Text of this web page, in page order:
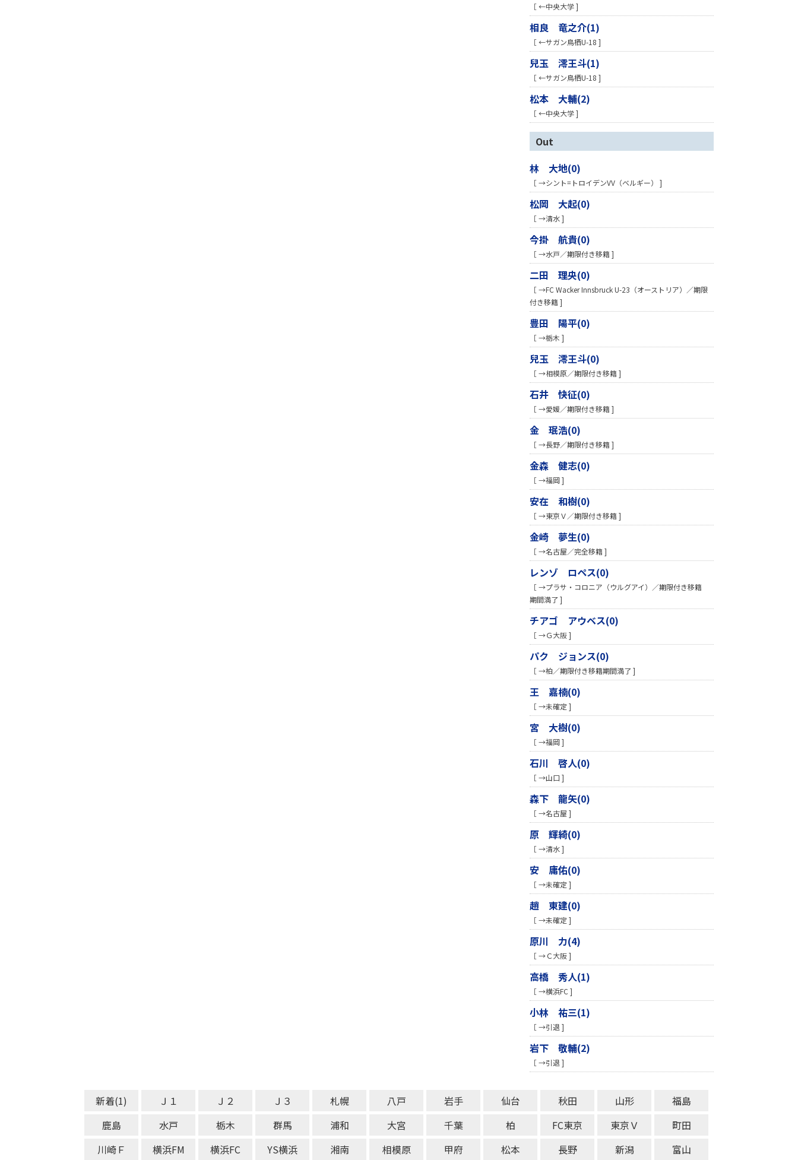
［ ←中央大学 ]
相良 竜之介(1)
［ ←サガン鳥栖U-18 ]
兒玉 澪王斗(1)
［ ←サガン鳥栖U-18 ]
松本 大輔(2)
［ ←中央大学 ]
Out
林 大地(0)
［ →シント=トロイデンVV（ベルギー） ]
松岡 大起(0)
［ →清水 ]
今掛 航貴(0)
［ →水戸／期限付き移籍 ]
二田 理央(0)
［ →FC Wacker Innsbruck U-23（オーストリア）／期限
付き移籍 ]
豊田 陽平(0)
［ →栃木 ]
兒玉 澪王斗(0)
［ →相模原／期限付き移籍 ]
石井 快征(0)
［ →愛媛／期限付き移籍 ]
金 珉浩(0)
［ →長野／期限付き移籍 ]
金森 健志(0)
［ →福岡 ]
安在 和樹(0)
［ →東京Ｖ／期限付き移籍 ]
金崎 夢生(0)
［ →名古屋／完全移籍 ]
レンゾ ロペス(0)
［ →プラサ・コロニア（ウルグアイ）／期限付き移籍
期間満了 ]
チアゴ アウベス(0)
［ →Ｇ大阪 ]
パク ジョンス(0)
［ →柏／期限付き移籍期間満了 ]
王 嘉楠(0)
［ →未確定 ]
宮 大樹(0)
［ →福岡 ]
石川 啓人(0)
［ →山口 ]
森下 龍矢(0)
［ →名古屋 ]
原 輝綺(0)
［ →清水 ]
安 庸佑(0)
［ →未確定 ]
趙 東建(0)
［ →未確定 ]
原川 力(4)
［ →Ｃ大阪 ]
高橋 秀人(1)
［ →横浜FC ]
小林 祐三(1)
［ →引退 ]
岩下 敬輔(2)
［ →引退 ]
新着(1) Ｊ１ Ｊ２ Ｊ３ 札幌 八戸 岩手 仙台 秋田 山形
福島
鹿島
水戸 栃木 群馬 浦和 大宮 千葉 柏 FC東京 東京Ｖ
町田
川崎Ｆ
横浜FM 横浜FC YS横浜 湘南 相模原 甲府 松本 長野 新潟 富山